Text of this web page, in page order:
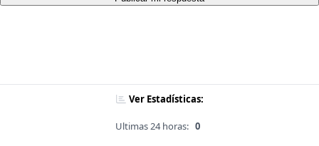
Ver Estadísticas:
Ultimas 24 horas: 0